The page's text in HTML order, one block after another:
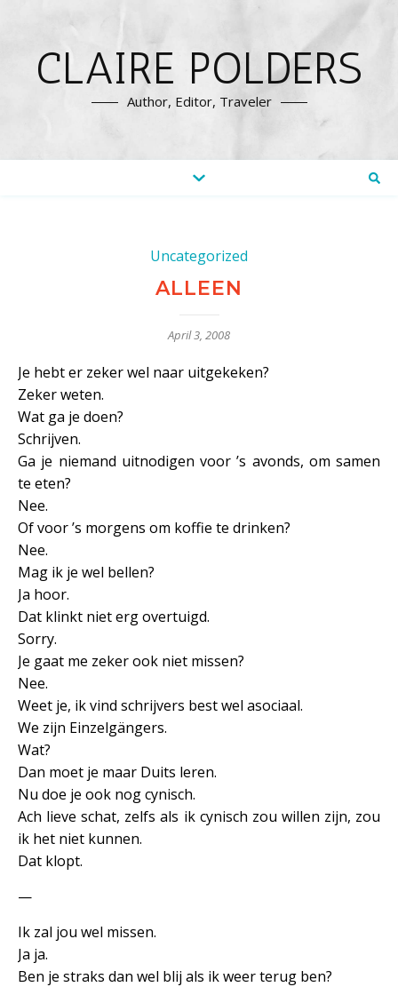
CLAIRE POLDERS
Author, Editor, Traveler
Uncategorized
ALLEEN
April 3, 2008
Je hebt er zeker wel naar uitgekeken?
Zeker weten.
Wat ga je doen?
Schrijven.
Ga je niemand uitnodigen voor ’s avonds, om samen
te eten?
Nee.
Of voor ’s morgens om koffie te drinken?
Nee.
Mag ik je wel bellen?
Ja hoor.
Dat klinkt niet erg overtuigd.
Sorry.
Je gaat me zeker ook niet missen?
Nee.
Weet je, ik vind schrijvers best wel asociaal.
We zijn Einzelgängers.
Wat?
Dan moet je maar Duits leren.
Nu doe je ook nog cynisch.
Ach lieve schat, zelfs als ik cynisch zou willen zijn, zou
ik het niet kunnen.
Dat klopt.
—
Ik zal jou wel missen.
Ja ja.
Ben je straks dan wel blij als ik weer terug ben?